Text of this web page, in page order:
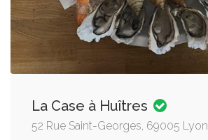
La Case à Huîtres
52 Rue Saint-Georges, 69005 Lyon